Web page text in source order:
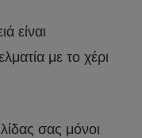
είναι
με το χέρι
σας μόνοι